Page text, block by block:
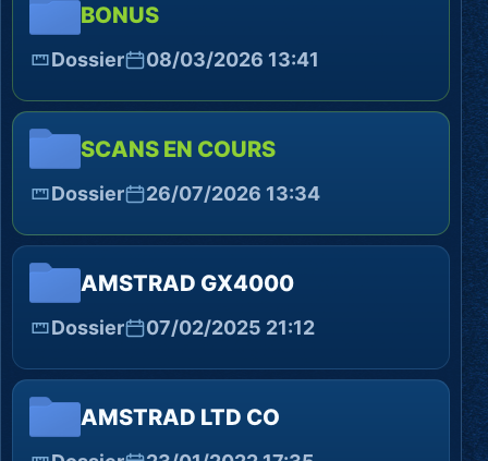
BONUS
Dossier 08/03/2026 13:41
SCANS EN COURS
Dossier 26/07/2026 13:34
AMSTRAD GX4000
Dossier 07/02/2025 21:12
AMSTRAD LTD CO